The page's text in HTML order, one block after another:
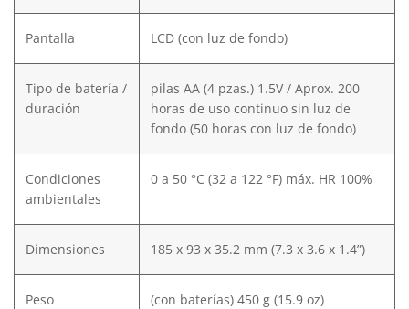
Pantalla LCD (con luz de fondo)
Tipo de batería /
duración
pilas AA (4 pzas.) 1.5V / Aprox. 200
horas de uso continuo sin luz de
fondo (50 horas con luz de fondo)
Condiciones
ambientales
0 a 50 °C (32 a 122 °F) máx. HR 100%
Dimensiones 185 x 93 x 35.2 mm (7.3 x 3.6 x 1.4”)
Peso (con baterías) 450 g (15.9 oz)